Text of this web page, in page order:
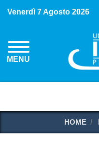
Venerdì 7 Agosto 2026
MENU
HOME